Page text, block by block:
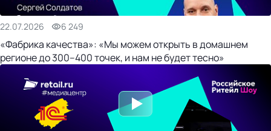
22.07.2026 6 249
«Фабрика качества»: «Мы можем открыть в домашнем
регионе до 300–400 точек, и нам не будет тесно»